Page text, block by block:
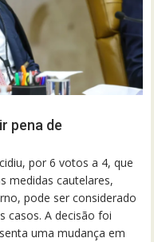
pena de
por 6 votos a 4, que
medidas cautelares,
pode ser considerado
casos. A decisão foi
uma mudança em